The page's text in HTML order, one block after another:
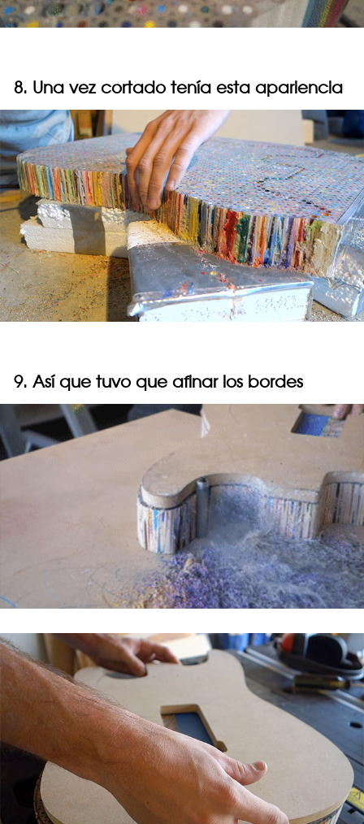
8. Una vez cortado tenía esta apariencia
9. Así que tuvo que afinar los bordes